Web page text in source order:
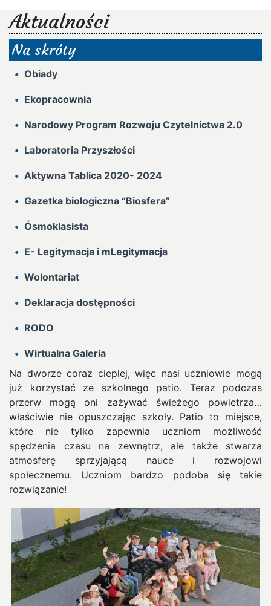
Aktualności
Na skróty
Obiady
Ekopracownia
Narodowy Program Rozwoju Czytelnictwa 2.0
Laboratoria Przyszłości
Aktywna Tablica 2020- 2024
Gazetka biologiczna “Biosfera”
Ósmoklasista
E- Legitymacja i mLegitymacja
Wolontariat
Deklaracja dostępności
RODO
Wirtualna Galeria
Na dworze coraz cieplej, więc nasi uczniowie mogą
już korzystać ze szkolnego patio. Teraz podczas
przerw mogą oni zażywać świeżego powietrza…
właściwie nie opuszczając szkoły. Patio to miejsce,
które nie tylko zapewnia uczniom możliwość
spędzenia czasu na zewnątrz, ale także stwarza
atmosferę sprzyjającą nauce i rozwojowi
społecznemu. Uczniom bardzo podoba się takie
rozwiązanie!